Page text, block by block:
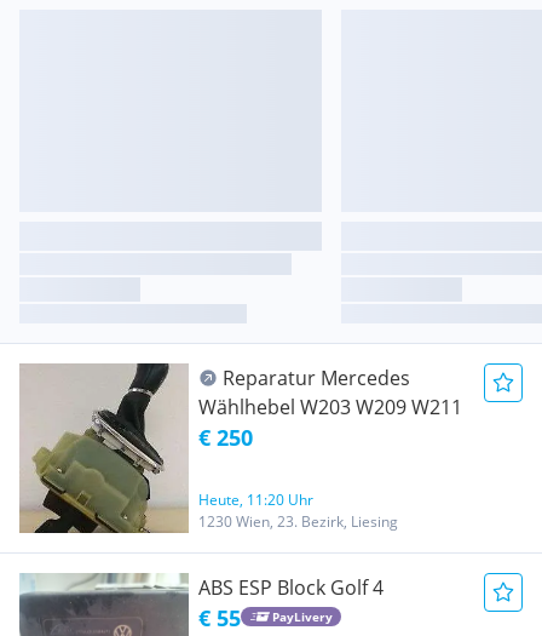
Reparatur Mercedes
Wählhebel W203 W209 W211
€ 250
Heute, 11:20 Uhr
1230 Wien, 23. Bezirk, Liesing
ABS ESP Block Golf 4
€ 55 PayLivery